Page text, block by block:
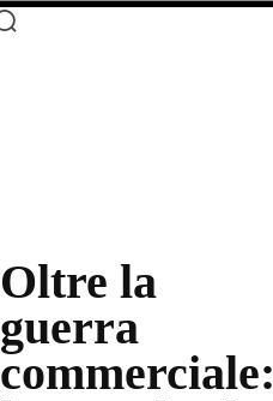
Oltre la
guerra
commerciale: